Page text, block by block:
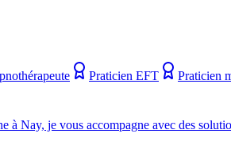
Praticien EFT Praticien
à Nay, je vous accompagne avec des